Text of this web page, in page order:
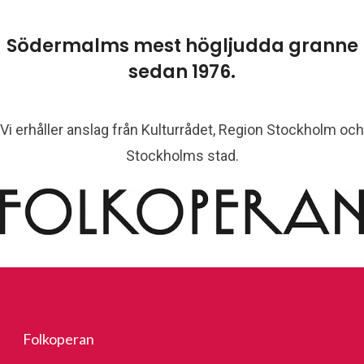
Södermalms mest högljudda granne
sedan 1976.
Vi erhåller anslag från Kulturrådet, Region Stockholm och
Stockholms stad.
Folkoperan